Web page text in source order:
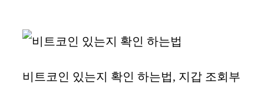
비트코인 있는지 확인 하는법, 지갑 조회부